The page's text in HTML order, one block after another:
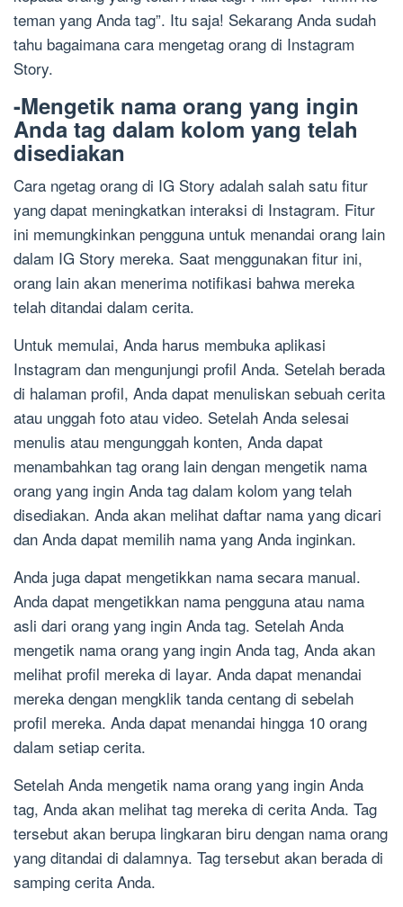
teman yang Anda tag”. Itu saja! Sekarang Anda sudah
tahu bagaimana cara mengetag orang di Instagram
Story.
-Mengetik nama orang yang ingin
Anda tag dalam kolom yang telah
disediakan
Cara ngetag orang di IG Story adalah salah satu fitur
yang dapat meningkatkan interaksi di Instagram. Fitur
ini memungkinkan pengguna untuk menandai orang lain
dalam IG Story mereka. Saat menggunakan fitur ini,
orang lain akan menerima notifikasi bahwa mereka
telah ditandai dalam cerita.
Untuk memulai, Anda harus membuka aplikasi
Instagram dan mengunjungi profil Anda. Setelah berada
di halaman profil, Anda dapat menuliskan sebuah cerita
atau unggah foto atau video. Setelah Anda selesai
menulis atau mengunggah konten, Anda dapat
menambahkan tag orang lain dengan mengetik nama
orang yang ingin Anda tag dalam kolom yang telah
disediakan. Anda akan melihat daftar nama yang dicari
dan Anda dapat memilih nama yang Anda inginkan.
Anda juga dapat mengetikkan nama secara manual.
Anda dapat mengetikkan nama pengguna atau nama
asli dari orang yang ingin Anda tag. Setelah Anda
mengetik nama orang yang ingin Anda tag, Anda akan
melihat profil mereka di layar. Anda dapat menandai
mereka dengan mengklik tanda centang di sebelah
profil mereka. Anda dapat menandai hingga 10 orang
dalam setiap cerita.
Setelah Anda mengetik nama orang yang ingin Anda
tag, Anda akan melihat tag mereka di cerita Anda. Tag
tersebut akan berupa lingkaran biru dengan nama orang
yang ditandai di dalamnya. Tag tersebut akan berada di
samping cerita Anda.